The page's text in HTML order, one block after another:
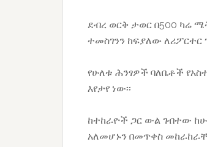
ደብረ ወርቅ ታወር በ500 ካሬ
ተመስገንን ከፍያለው ለሪፖርተር
የሁለቱ ሕንፃዎች ባለቤቶች
እየታየ ነው፡፡
ከተከራዮች ጋር ውል ገብተው
አለመሆኑን በመጥቀስ